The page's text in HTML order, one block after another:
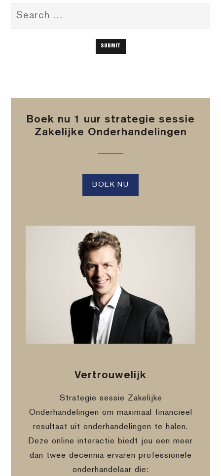
Boek nu 1 uur strategie sessie
Zakelijke Onderhandelingen
BOEK NU
Vertrouwelijk
Strategie sessie Zakelijke
Onderhandelingen om maximaal financieel
resultaat uit onderhandelingen te halen.
Deze online interactie biedt jou een meer
dan twee decennia ervaren professionele
onderhandelaar die: